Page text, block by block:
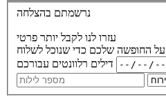
נרשמתם בהצלחה
עזרו לנו לקבל יותר פרטי
על החופשה שלכם כדי שנוכל לשלוח